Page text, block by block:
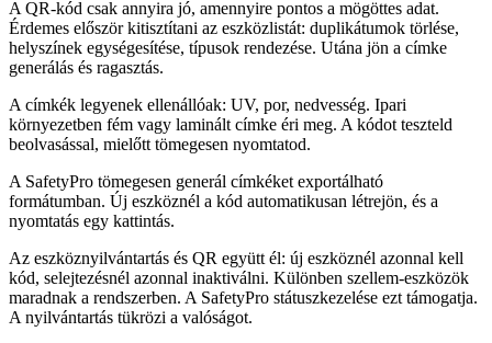
A QR-kód csak annyira jó, amennyire pontos a mögöttes adat.
Érdemes először kitisztítani az eszközlistát: duplikátumok törlése,
helyszínek egységesítése, típusok rendezése. Utána jön a címke
generálás és ragasztás.
A címkék legyenek ellenállóak: UV, por, nedvesség. Ipari
környezetben fém vagy laminált címke éri meg. A kódot teszteld
beolvasással, mielőtt tömegesen nyomtatod.
A SafetyPro tömegesen generál címkéket exportálható
formátumban. Új eszköznél a kód automatikusan létrejön, és a
nyomtatás egy kattintás.
Az eszköznyilvántartás és QR együtt él: új eszköznél azonnal kell
kód, selejtezésnél azonnal inaktiválni. Különben szellem-eszközök
maradnak a rendszerben. A SafetyPro státuszkezelése ezt támogatja.
A nyilvántartás tükrözi a valóságot.